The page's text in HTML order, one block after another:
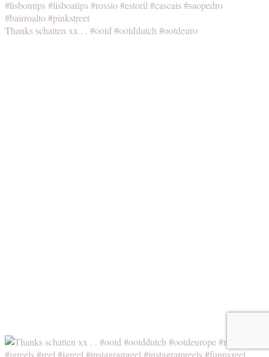
Thanks schatten xx . . #ootd #ootddutch #ootdeuro